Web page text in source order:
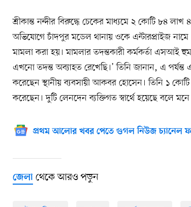
শ্রীকান্ত নন্দীর বিরুদ্ধে চেকের মাধ্যমে ২ কোটি ৮৪
অভিযোগে চাঁদপুর মডেল থানায় ওকে এন্টারপ্রাইজ নামে
মামলা করা হয়। মামলার তদন্তকারী কর্মকর্তা এসআই
এখনো তদন্ত অব্যাহত রেখেছি।’ তিনি জানান, এ
করেছেন স্থানীয় ব্যবসায়ী আকবর হোসেন। তিনি ১
করেছেন। দুটি লেনদেন ব্যক্তিগত স্বার্থে হয়েছে বলে
প্রথম আলোর খবর পেতে গুগল নিউজ চ্যানেল
জেলা থেকে আরও পড়ুন